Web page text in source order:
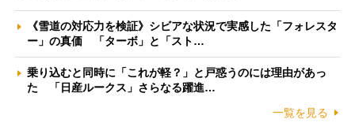
《雪道の対応力を検証》シビアな状況で実感した「フォレスタ
ー」の真価 「ターボ」と「スト…
乗り込むと同時に「これが軽？」と戸惑うのには理由があっ
た 「日産ルークス」さらなる躍進…
一覧を見る